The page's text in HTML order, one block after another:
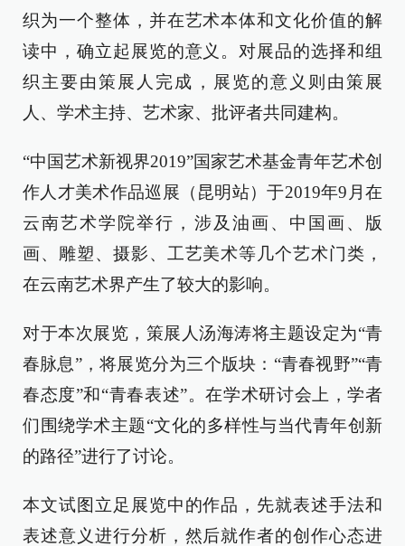
织为一个整体，并在艺术本体和文化价值的解
读中，确立起展览的意义。对展品的选择和组
织主要由策展人完成，展览的意义则由策展
人、学术主持、艺术家、批评者共同建构。
“中国艺术新视界2019”国家艺术基金青年艺术创
作人才美术作品巡展（昆明站）于2019年9月在
云南艺术学院举行，涉及油画、中国画、版
画、雕塑、摄影、工艺美术等几个艺术门类，
在云南艺术界产生了较大的影响。
对于本次展览，策展人汤海涛将主题设定为“青
春脉息”，将展览分为三个版块：“青春视野”“青
春态度”和“青春表述”。在学术研讨会上，学者
们围绕学术主题“文化的多样性与当代青年创新
的路径”进行了讨论。
本文试图立足展览中的作品，先就表述手法和
表述意义进行分析，然后就作者的创作心态进